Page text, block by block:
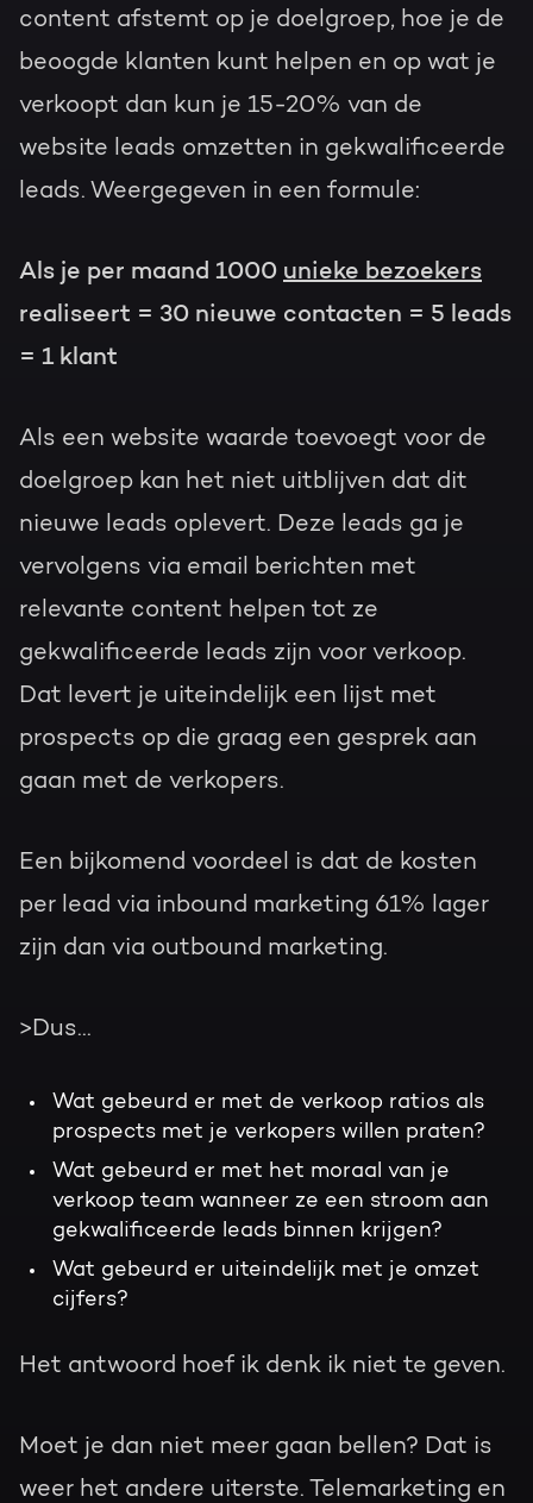
content afstemt op je doelgroep, hoe je de
beoogde klanten kunt helpen en op wat je
verkoopt dan kun je 15-20% van de
website leads omzetten in gekwalificeerde
leads. Weergegeven in een formule:
Als je per maand 1000 unieke bezoekers
realiseert = 30 nieuwe contacten = 5 leads
= 1 klant
Als een website waarde toevoegt voor de
doelgroep kan het niet uitblijven dat dit
nieuwe leads oplevert. Deze leads ga je
vervolgens via email berichten met
relevante content helpen tot ze
gekwalificeerde leads zijn voor verkoop.
Dat levert je uiteindelijk een lijst met
prospects op die graag een gesprek aan
gaan met de verkopers.
Een bijkomend voordeel is dat de kosten
per lead via inbound marketing 61% lager
zijn dan via outbound marketing.
>Dus...
Wat gebeurd er met de verkoop ratios als
prospects met je verkopers willen praten?
Wat gebeurd er met het moraal van je
verkoop team wanneer ze een stroom aan
gekwalificeerde leads binnen krijgen?
Wat gebeurd er uiteindelijk met je omzet
cijfers?
Het antwoord hoef ik denk ik niet te geven.
Moet je dan niet meer gaan bellen? Dat is
weer het andere uiterste. Telemarketing en